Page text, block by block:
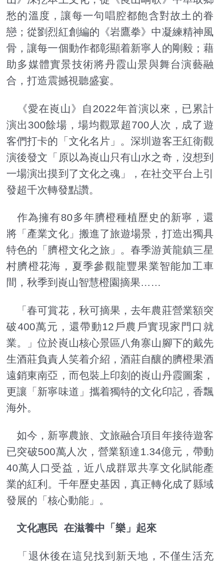
愁的溫度，讓每一句唱腔都飽含對故土的眷
戀；從劉烈紅創編的《岩鷹拳》中凝練精神風
骨，讓每一個動作都彰顯着新寧人的剛毅；藉
助多媒體實景技術將丹霞山景與舞台演藝融
合，打造震撼視聽盛宴。
《愛在崀山》自2022年首演以來，已累計
演出300餘場，場均觀眾超700人次，成了遊
客們打卡的「文化名片」。深圳遊客王紅衛觀
演後發文「原以為崀山只有山水之奇，沒想到
一場演出摸到了文化之魂」，在社交平台上引
發超千次轉發點讚。
作為擁有80多年臍橙種植歷史的新寧，還
將「產業文化」搬進了旅遊場景，打造出獨具
特色的「臍橙文化之旅」。春季游黃龍鎮三星
村臍橙花海，夏季參觀龍豐果業智能加工車
間，秋季到崀山智慧橙園摘果……
「春可賞花，秋可摘果，去年農莊營業額突
破400萬元，還帶動12戶農戶實現家門口就
業。」位於崀山核心景區八角寨山腳下的戴先
生酒莊負責人笑着介紹，酒莊自釀的臍橙果酒
遠銷東南亞，而包裝上印刻的崀山丹霞圖案，
更讓「新寧味道」攜着獨特的文化印記，香飄
海外。
如今，新寧農旅、文旅融合項目年接待遊客
已突破500萬人次，營業額達1.34億元，帶動
40萬人口受益，近八成群眾共享文化賦能產
業的紅利。千年歷史基因，真正轉化成了縣域
發展的「核心動能」。
文化惠民 在滋養中「樂」起來
「退休後在這兒找到新天地，不僅生活充